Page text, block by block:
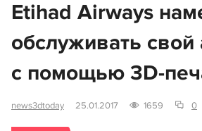
Etihad Airways
обслуживать свой
с помощью 3D-
news3dtoday 25.01.2017 1659 0